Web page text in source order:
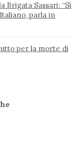
Brigata Sassari: “Si
parla in
per la morte di